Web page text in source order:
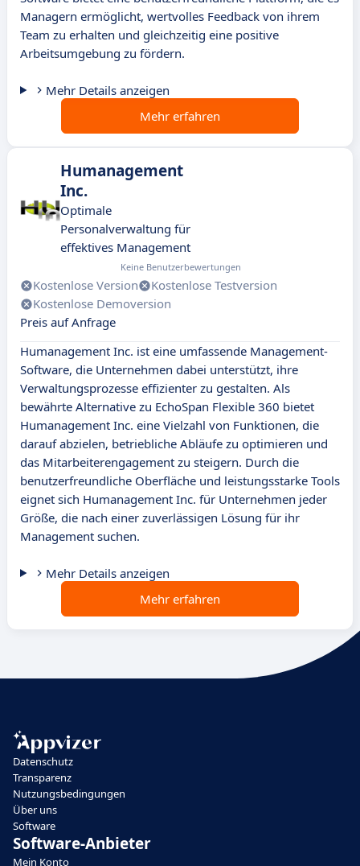
Managern ermöglicht, wertvolles Feedback von ihrem
Team zu erhalten und gleichzeitig eine positive
Arbeitsumgebung zu fördern.
Mehr Details anzeigen
Mehr erfahren
Humanagement
Inc.
Optimale
Personalverwaltung für
effektives Management
Keine Benutzerbewertungen
Kostenlose Version
Kostenlose Testversion
Kostenlose Demoversion
Preis auf Anfrage
Humanagement Inc. ist eine umfassende Management-
Software, die Unternehmen dabei unterstützt, ihre
Verwaltungsprozesse effizienter zu gestalten. Als
bewährte Alternative zu EchoSpan Flexible 360 bietet
Humanagement Inc. eine Vielzahl von Funktionen, die
darauf abzielen, betriebliche Abläufe zu optimieren und
das Mitarbeiterengagement zu steigern. Durch die
benutzerfreundliche Oberfläche und leistungsstarke Tools
eignet sich Humanagement Inc. für Unternehmen jeder
Größe, die nach einer zuverlässigen Lösung für ihr
Management suchen.
Mehr Details anzeigen
Mehr erfahren
Datenschutz
Transparenz
Nutzungsbedingungen
Über uns
Software
Software-Anbieter
Mein Konto